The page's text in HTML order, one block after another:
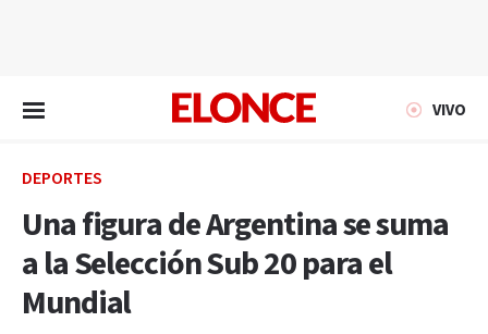
VIVO
DEPORTES
Una figura de Argentina se suma
a la Selección Sub 20 para el
Mundial